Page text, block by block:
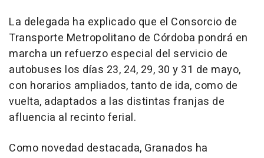
La delegada ha explicado que el Consorcio de
Transporte Metropolitano de Córdoba pondrá en
marcha un refuerzo especial del servicio de
autobuses los días 23, 24, 29, 30 y 31 de mayo,
con horarios ampliados, tanto de ida, como de
vuelta, adaptados a las distintas franjas de
afluencia al recinto ferial.
Como novedad destacada, Granados ha